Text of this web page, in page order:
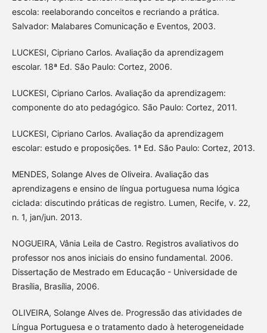
escola: reelaborando conceitos e recriando a prática.
Salvador: Malabares Comunicação e Eventos, 2003.
LUCKESI, Cipriano Carlos. Avaliação da aprendizagem
escolar. 18ª Ed. São Paulo: Cortez, 2006.
LUCKESI, Cipriano Carlos. Avaliação da aprendizagem:
componente do ato pedagógico. São Paulo: Cortez, 2011.
LUCKESI, Cipriano Carlos. Avaliação da aprendizagem
escolar: estudo e proposições. 1ª Ed. São Paulo: Cortez, 2013.
MENDES, Solange Alves de Oliveira. Avaliação das
aprendizagens e ensino de língua portuguesa numa lógica
ciclada: discutindo práticas de registro. Lumen, Recife, v. 22,
n. 1, jan/jun. 2013.
NOGUEIRA, Vânia Leila de Castro. Registros avaliativos do
professor nos anos iniciais do ensino fundamental. 2006.
Dissertação de Mestrado em Educação - Universidade de
Brasília, Brasília, 2006.
OLIVEIRA, Solange Alves de. Progressão das atividades de
Língua Portuguesa e o tratamento dado à heterogeneidade